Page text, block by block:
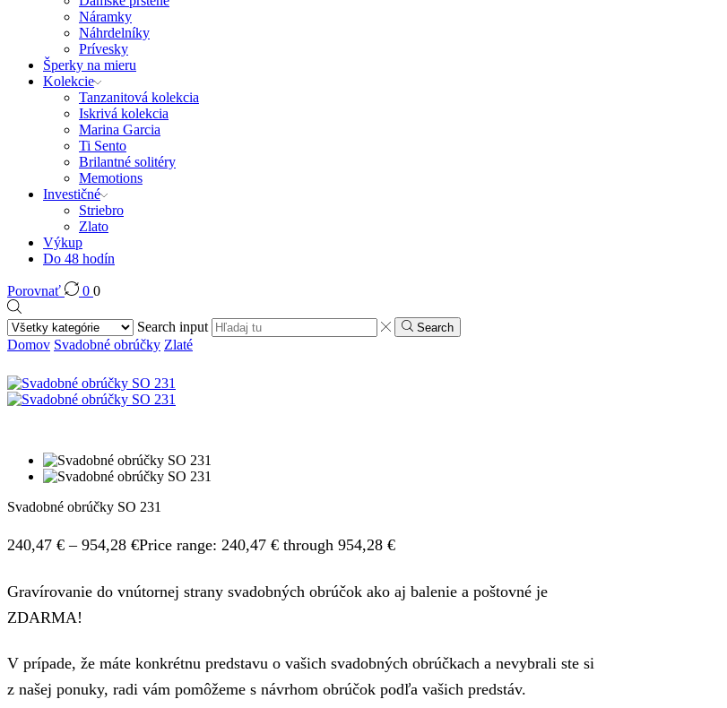
Náramky
Náhrdelníky
Prívesky
Šperky na mieru
Kolekcie
Tanzanitová kolekcia
Iskrivá kolekcia
Marina Garcia
Ti Sento
Brilantné solitéry
Memotions
Investičné
Striebro
Zlato
Výkup
Do 48 hodín
Porovnať 0 0
Search input Search
Domov Svadobné obrúčky Zlaté
Svadobné obrúčky SO 231
240,47 € – 954,28 €Price range: 240,47 € through 954,28 €
Gravírovanie do vnútornej strany svadobných obrúčok ako aj balenie a poštovné je
ZDARMA!
V prípade, že máte konkrétnu predstavu o vašich svadobných obrúčkach a nevybrali ste si
z našej ponuky, radi vám pomôžeme s návrhom obrúčok podľa vašich predstáv.